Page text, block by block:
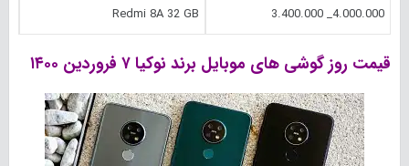
4.000.000_ 3.400.000
Redmi 8A 32 GB
قیمت روز گوشی های موبایل برند نوکیا ۷ فروردین ۱۴۰۰